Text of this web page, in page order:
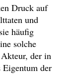
Druck auf
und
häufig
solche
der in
Eigentum der